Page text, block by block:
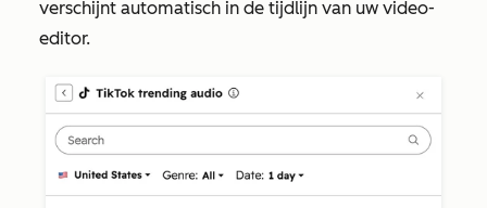
verschijnt automatisch in de tijdlijn van uw video-
editor.